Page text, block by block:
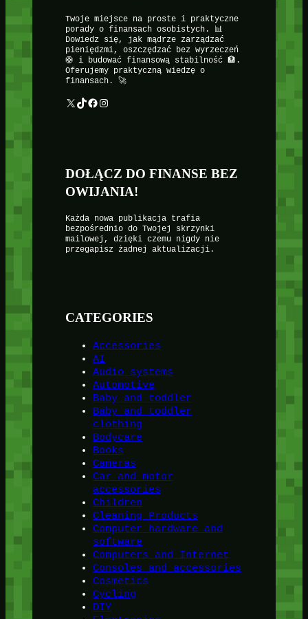
Twoje miejsce na proste i praktyczne
porady o finansach osobistych. 📊
Dowiedz się, jak mądrze zarządzać
pieniędzmi, oszczędzać bez wyrzeczeń
🛟 i budować finansową stabilność 🏦.
Oferujemy praktyczną wiedzę o
finansach. 🚀
X TikTok Facebook Instagram
DOŁĄCZ DO FINANSE BEZ
OWIJANIA!
Każda nowa publikacja trafia
bezpośrednio do Twojej skrzynki
mailowej, dzięki czemu nigdy nie
przegapisz żadnej aktualizacji.
CATEGORIES
Accessories
AI
Audio systems
Automotive
Baby and toddler
Baby and toddler
clothing
Bodycare
Books
Cameras
Car and motor
accessories
Children
Cleaning Products
Computer hardware and
software
Computers and Internet
Consoles and accessories
Cosmetics
Cycling
DIY